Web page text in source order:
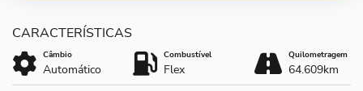
Câmbio
Automático
Combustível
Flex
Quilometragem
64.609km